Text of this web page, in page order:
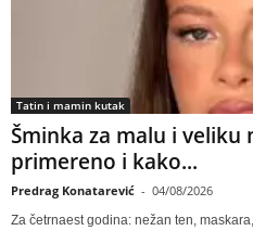
Tatin i mamin kutak
Šminka za malu i veliku
primereno i kako...
Predrag Konatarević - 04/08/2026
Za četrnaest godina: nežan ten,